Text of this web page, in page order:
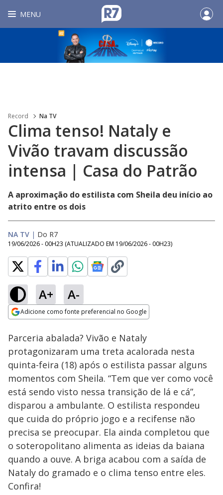
MENU
Record Na TV
Clima tenso! Nataly e
Vivão travam discussão
intensa | Casa do Patrão
A aproximação do estilista com Sheila deu início ao
atrito entre os dois
NA TV | Do R7
19/06/2026 - 00H23 (ATUALIZADO EM 19/06/2026 - 00H23)
A+ A-
Adicione como fonte preferencial no Google
Ativar
Loaded
30.64%
Parceria abalada? Vivão e Nataly
protagonizaram uma treta acalorada nesta
quinta-feira (18) após o estilista passar alguns
momentos com Sheila. “Tem que ver como você
está sendo visto nessa transição de lá e cá”,
disparou a ambulante. O estilista respondeu
que cuida do próprio jogo e a recifense não
precisa se preocupar. Ela ainda completou que
o soteropolitano alimenta as ideias da baiana
quando a ouve. A briga acabou com a saída de
Nataly do gramado e o clima tenso entre eles.
Confira!